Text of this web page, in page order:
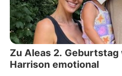
Zu Aleas 2. Geburtstag
Harrison emotional